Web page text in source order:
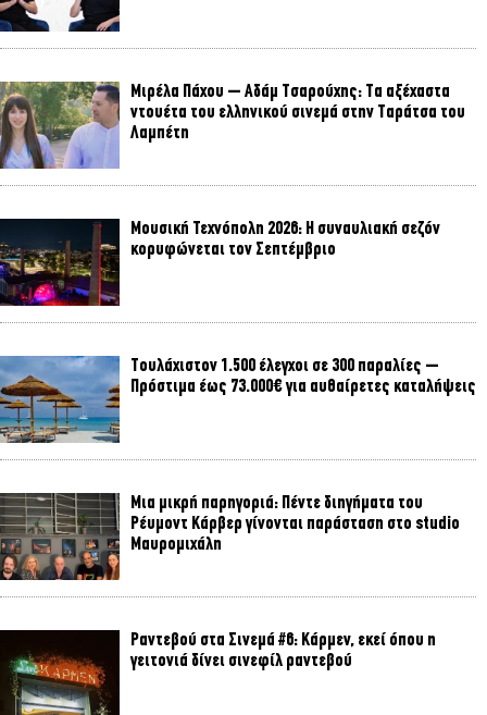
Μιρέλα Πάχου – Αδάμ Τσαρούχης: Τα αξέχαστα
ντουέτα του ελληνικού σινεμά στην Ταράτσα του
Λαμπέτη
Μουσική Τεχνόπολη 2026: Η συναυλιακή σεζόν
κορυφώνεται τον Σεπτέμβριο
Τουλάχιστον 1.500 έλεγχοι σε 300 παραλίες –
Πρόστιμα έως 73.000€ για αυθαίρετες καταλήψεις
Μια μικρή παρηγοριά: Πέντε διηγήματα του
Ρέυμοντ Κάρβερ γίνονται παράσταση στο studio
Μαυρομιχάλη
Ραντεβού στα Σινεμά #6: Κάρμεν, εκεί όπου η
γειτονιά δίνει σινεφίλ ραντεβού